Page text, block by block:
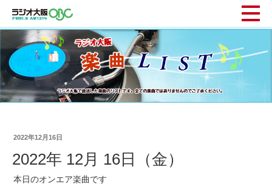
2022年12月16日
2022年 12月 16日（金）
本日のオンエア楽曲です